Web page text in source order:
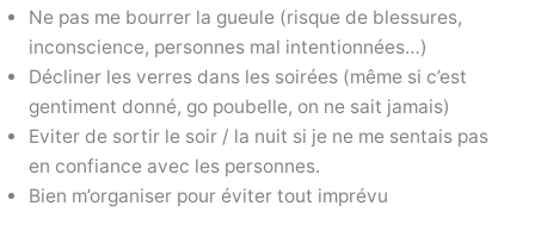
Ne pas me bourrer la gueule (risque de blessures,
inconscience, personnes mal intentionnées…)
Décliner les verres dans les soirées (même si c’est
gentiment donné, go poubelle, on ne sait jamais)
Eviter de sortir le soir / la nuit si je ne me sentais pas
en confiance avec les personnes.
Bien m’organiser pour éviter tout imprévu